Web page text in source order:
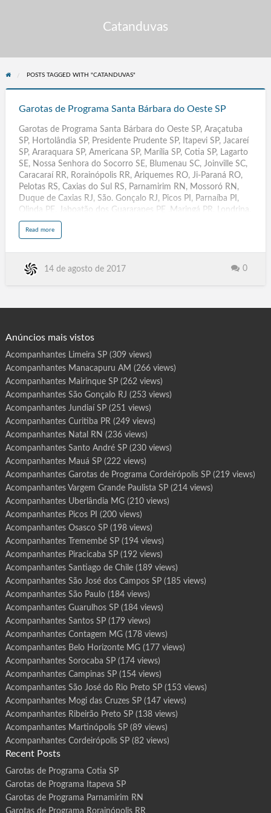
Catanduvas
POSTS TAGGED WITH "CATANDUVAS"
Santa
Bárbara
Oeste
Garotas de Programa Santa Bárbara do Oeste SP
Garotas de Programa Santa Bárbara do Oeste SP, Araçatuba
SP, Hortolândia SP, Presidente Prudente SP, Itapevi SP, Jacareí
SP, Araraquara SP, Americana SP, Marília SP, Cotia SP, Lagarto
SE, Nossa Senhora do Socorro SE, Blumenau SC, Joinville SC,
Caracaraí RR, Rorainópolis RR, Ariquemes RO, Ji-Paraná RO,
Pelotas RS, Caxias do Sul RS, Parnamirim RN, Mossoró RN,
Duque de Caxias RJ, São. Gonçalo RJ, Picos PI, Parnaíba PI,
Olinda PE, Jaboatão dos Guararapes PE ,Maringá PR, Londrina.
PR, Santa Rita PB, Campina Grande PB, Santarém PA,
Ananindeua PA, Três Lagoas MS, Dourados.MS, Santiago Chile,
Largo AL, Arapiraca AL, Contagem MG, Uberlândia MG.
Read morea
t
r
e
r
m
a
a
t
B
á
r
b
a
r
d
O
s
t
e
S
P
14 de agosto de 2017 0
Anúncios mais vistos
Acompanhantes Limeira SP(309 views)
Acompanhantes Manacapuru AM (266 views)
Acompanhantes Mairinque SP(262 views)
Acompanhantes São Gonçalo RJ (253 views)
Acompanhantes Jundiaí SP(251 views)
Acompanhantes Curitiba PR(249 views)
Acompanhantes Natal RN (236 views)
Acompanhantes Santo André SP(230 views)
Acompanhantes Mauá SP(222 views)
Acompanhantes Garotas de Programa Cordeirópolis SP(219 views)
Acompanhantes Vargem Grande Paulista SP(214 views)
Acompanhantes Uberlândia MG(210 views)
Acompanhantes Picos PI (200 views)
Acompanhantes Osasco SP(198 views)
Acompanhantes Tremembé SP(194 views)
Acompanhantes Piracicaba SP(192 views)
Acompanhantes Santiago de Chile(189 views)
Acompanhantes São José dos Campos SP(185 views)
Acompanhantes São Paulo(184 views)
Acompanhantes Guarulhos SP(184 views)
Acompanhantes Santos SP(179 views)
Acompanhantes Contagem MG(178 views)
Acompanhantes Belo Horizonte MG(177 views)
Acompanhantes Sorocaba SP(174 views)
Acompanhantes Campinas SP(154 views)
Acompanhantes São José do Rio Preto SP(153 views)
Acompanhantes Mogi das Cruzes SP(147 views)
Acompanhantes Ribeirão Preto SP(138 views)
Acompanhantes Martinópolis SP(89 views)
Acompanhantes Cordeirópolis SP(82 views)
Recent Posts
Garotas de Programa Cotia SP
Garotas de Programa Itapeva SP
Garotas de Programa Parnamirim RN